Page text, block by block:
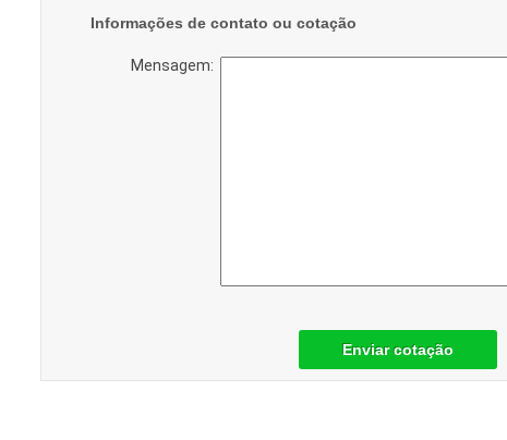
Informações de contato ou cotação
Mensagem:
Enviar cotação